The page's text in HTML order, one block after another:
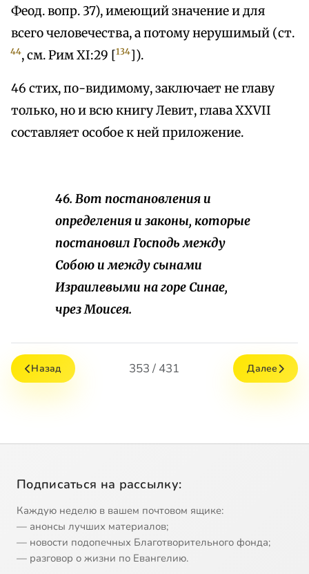
Феод. вопр. 37), имеющий значение и для
всего человечества, а потому нерушимый (ст.
44, см. Рим XI:29 [134]).
46 стих, по-видимому, заключает не главу
только, но и всю книгу Левит, глава XXVII
составляет особое к ней приложение.
46. Вот постановления и
определения и законы, которые
постановил Господь между
Собою и между сынами
Израилевыми на горе Синае,
чрез Моисея.
Назад 353 / 431 Далее
Подписаться на рассылку:
Каждую неделю в вашем почтовом ящике:
— анонсы лучших материалов;
— новости подопечных Благотворительного фонда;
— разговор о жизни по Евангелию.